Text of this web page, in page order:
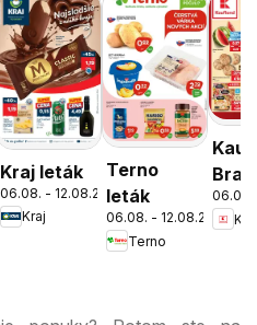
Kraj leták
06.08. - 12.08.2026
Kraj
Terno
leták
06.08. - 12.08.2026
Terno
Nové
06.08.